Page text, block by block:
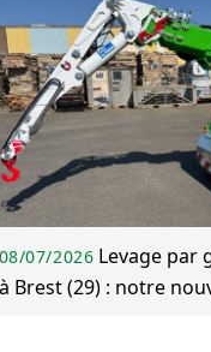
08/07/2026 Levage par
à Brest (29) : notre